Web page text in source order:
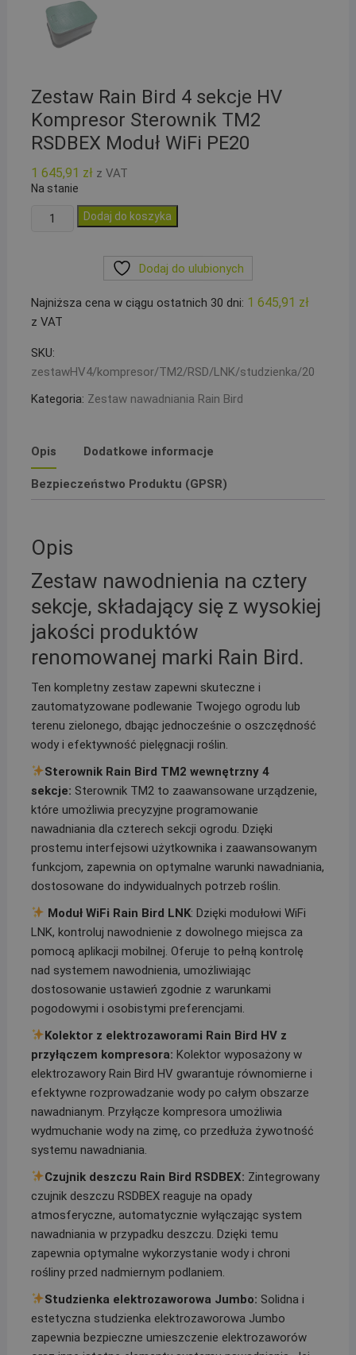
Zestaw Rain Bird 4 sekcje HV
Kompresor Sterownik TM2
RSDBEX Moduł WiFi PE20
1 645,91 zł z VAT
Na stanie
ilość
sekcje
HV
Kompresor
Sterownik
RSDBEX
PE20
Dodaj do koszyka
Dodaj do ulubionych
Najniższa cena w ciągu ostatnich 30 dni: 1 645,91 zł
z VAT
SKU:
zestawHV4/kompresor/TM2/RSD/LNK/studzienka/20
Kategoria: Zestaw nawadniania Rain Bird
Opis Dodatkowe informacje
Bezpieczeństwo Produktu (GPSR)
Opis
Zestaw nawodnienia na cztery
sekcje, składający się z wysokiej
jakości produktów
renomowanej marki Rain Bird.
Ten kompletny zestaw zapewni skuteczne i
zautomatyzowane podlewanie Twojego ogrodu lub
terenu zielonego, dbając jednocześnie o oszczędność
wody i efektywność pielęgnacji roślin.
Sterownik Rain Bird TM2 wewnętrzny 4
sekcje: Sterownik TM2 to zaawansowane urządzenie,
które umożliwia precyzyjne programowanie
nawadniania dla czterech sekcji ogrodu. Dzięki
prostemu interfejsowi użytkownika i zaawansowanym
funkcjom, zapewnia on optymalne warunki nawadniania,
dostosowane do indywidualnych potrzeb roślin.
Moduł WiFi Rain Bird LNK: Dzięki modułowi WiFi
LNK, kontroluj nawodnienie z dowolnego miejsca za
pomocą aplikacji mobilnej. Oferuje to pełną kontrolę
nad systemem nawodnienia, umożliwiając
dostosowanie ustawień zgodnie z warunkami
pogodowymi i osobistymi preferencjami.
Kolektor z elektrozaworami Rain Bird HV z
przyłączem kompresora: Kolektor wyposażony w
elektrozawory Rain Bird HV gwarantuje równomierne i
efektywne rozprowadzanie wody po całym obszarze
nawadnianym. Przyłącze kompresora umożliwia
wydmuchanie wody na zimę, co przedłuża żywotność
systemu nawadniania.
Czujnik deszczu Rain Bird RSDBEX: Zintegrowany
czujnik deszczu RSDBEX reaguje na opady
atmosferyczne, automatycznie wyłączając system
nawadniania w przypadku deszczu. Dzięki temu
zapewnia optymalne wykorzystanie wody i chroni
rośliny przed nadmiernym podlaniem.
Studzienka elektrozaworowa Jumbo: Solidna i
estetyczna studzienka elektrozaworowa Jumbo
zapewnia bezpieczne umieszczenie elektrozaworów